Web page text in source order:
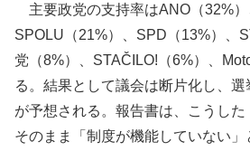
主要政党の支持率はANO（32%）
SPOLU（21%）、SPD（13%）、
党（8%）、STAČILO!（6%）、
る。結果として議会は断片化し、
が予想される。報告書は、こうし
そのまま「制度が機能していない